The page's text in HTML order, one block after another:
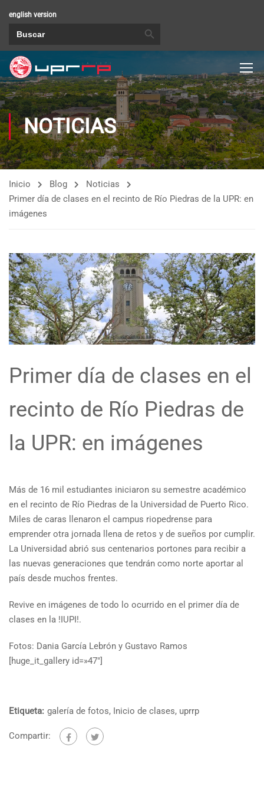
english version
NOTICIAS
Inicio Blog
Noticias
Primer día de clases en el recinto de Río Piedras de la UPR: en
imágenes
Primer día de clases en el
recinto de Río Piedras de
la UPR: en imágenes
Más de 16 mil estudiantes iniciaron su semestre académico
en el recinto de Río Piedras de la Universidad de Puerto Rico.
Miles de caras llenaron el campus riopedrense para
emprender otra jornada llena de retos y de sueños por cumplir.
La Universidad abrió sus centenarios portones para recibir a
las nuevas generaciones que tendrán como norte aportar al
país desde muchos frentes.
Revive en imágenes de todo lo ocurrido en el primer día de
clases en la !IUPI!.
Fotos: Dania García Lebrón y Gustavo Ramos
[huge_it_gallery id=»47″]
Etiqueta: galería de fotos, Inicio de clases, uprrp
Compartir: